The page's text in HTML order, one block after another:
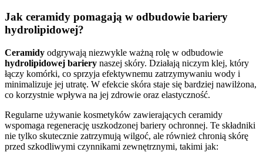
Jak ceramidy pomagają w odbudowie bariery
hydrolipidowej?
Ceramidy odgrywają niezwykle ważną rolę w odbudowie
hydrolipidowej bariery naszej skóry. Działają niczym klej, który
łączy komórki, co sprzyja efektywnemu zatrzymywaniu wody i
minimalizuje jej utratę. W efekcie skóra staje się bardziej nawilżona,
co korzystnie wpływa na jej zdrowie oraz elastyczność.
Regularne używanie kosmetyków zawierających ceramidy
wspomaga regenerację uszkodzonej bariery ochronnej. Te składniki
nie tylko skutecznie zatrzymują wilgoć, ale również chronią skórę
przed szkodliwymi czynnikami zewnętrznymi, takimi jak: